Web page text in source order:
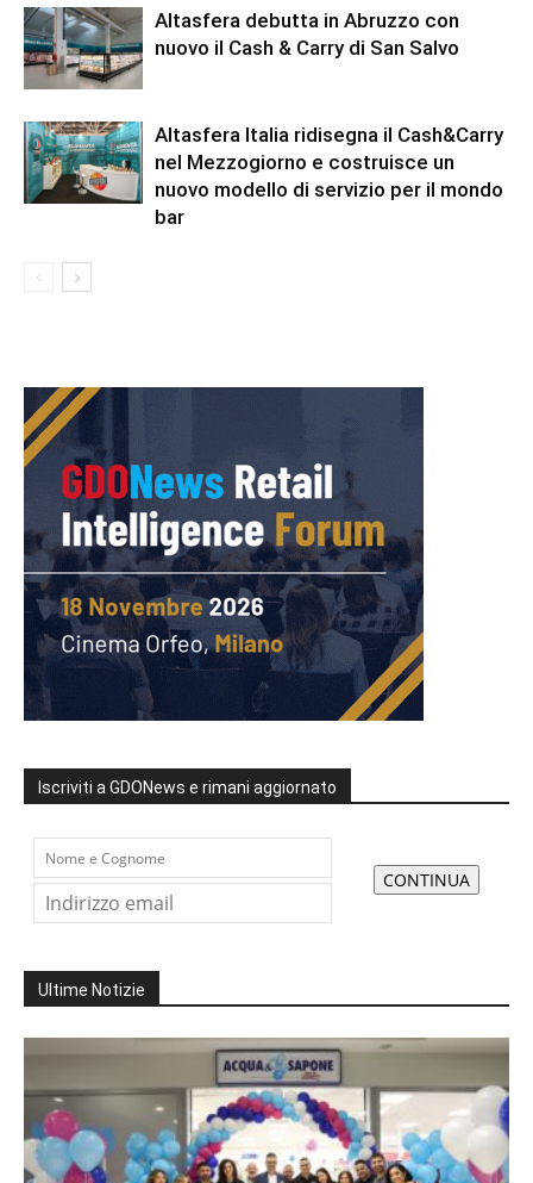
Altasfera debutta in Abruzzo con
nuovo il Cash & Carry di San Salvo
Altasfera Italia ridisegna il Cash&Carry
nel Mezzogiorno e costruisce un
nuovo modello di servizio per il mondo
bar
Iscriviti a GDONews e rimani aggiornato
Ultime Notizie